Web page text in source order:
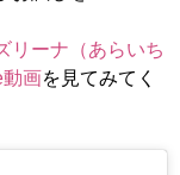
リーナ（あらいち
動画を見てみてく